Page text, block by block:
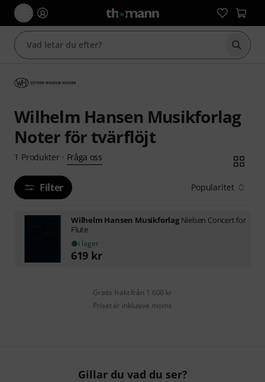
Börja
Wilhelm Hansen Musikforlag
Noter för tvärflöjt
1 Produkter· Fråga oss
Filter Popularitet
Wilhelm Hansen Musikforlag Nielsen Concert for
Flute
i lager
619 kr
Gratis frakt från 1 600 kr
Priset är inklusive moms
Gillar du vad du ser?